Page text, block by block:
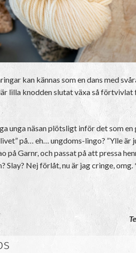
kan kännas som en dans med
lilla knodden slutat växa så
unga näsan plötsligt inför det som
på… eh… ungdoms-lingo? ”Ylle är
på Garnr, och passat på att pressa
Slay? Nej förlåt, nu är jag cringe,